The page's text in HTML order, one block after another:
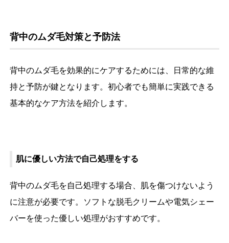
背中のムダ毛対策と予防法
背中のムダ毛を効果的にケアするためには、日常的な維
持と予防が鍵となります。初心者でも簡単に実践できる
基本的なケア方法を紹介します。
肌に優しい方法で自己処理をする
背中のムダ毛を自己処理する場合、肌を傷つけないよう
に注意が必要です。ソフトな脱毛クリームや電気シェー
バーを使った優しい処理がおすすめです。